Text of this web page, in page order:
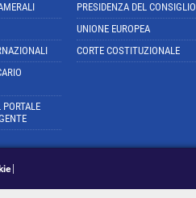
PRESIDENZA DEL CONSIGLIO
UNIONE EUROPEA
CORTE COSTITUZIONALE